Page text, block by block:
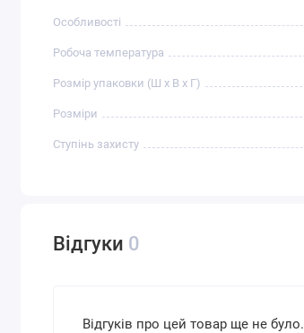
Особливості
Робоча температура
Розмір упаковки (Ш х В х Г)
Розміри
Ступінь захисту
Відгуки 0
Відгуків про цей товар ще не було.